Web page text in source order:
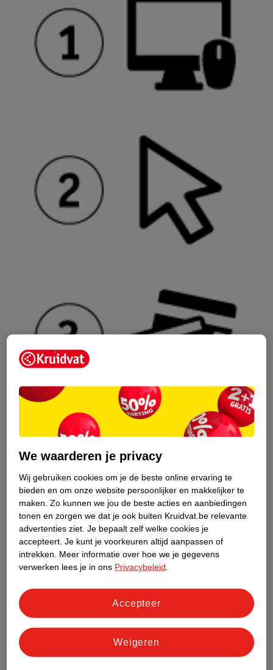
Kies tijdens jouw online bestelling voor de optie ‘Afhalen in de
Selecteer de winkel waar jij je bestelling wilt afhalen. Je bestelling
wordt op één vaste dag in de week geleverd.
Maak je bestelproces af. Je ontvangt daarna een e-mail met daarin
de bevestiging van je bestelling.
We waarderen je privacy
Wij gebruiken cookies om je de beste online ervaring te
bieden en om onze website persoonlijker en makkelijker te
maken. Zo kunnen we jou de beste acties en aanbiedingen
tonen en zorgen we dat je ook buiten Kruidvat.be relevante
advertenties ziet. Je bepaalt zelf welke cookies je
accepteert. Je kunt je voorkeuren altijd aanpassen of
intrekken.
Meer informatie over hoe we je gegevens
verwerken lees je in ons Privacybeleid
Weigeren
Accepteer